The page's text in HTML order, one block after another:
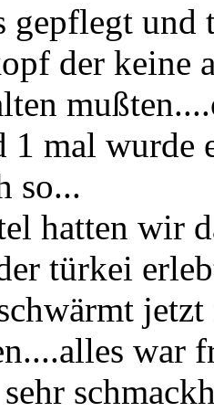
und
der keine
1 mal wurde
so...
hatten wir
türkei
war